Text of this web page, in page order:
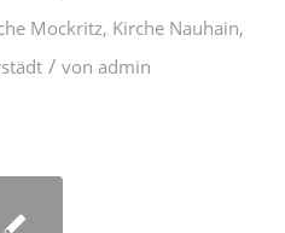
Mockritz, Kirche Nauhain,
/ vonadmin